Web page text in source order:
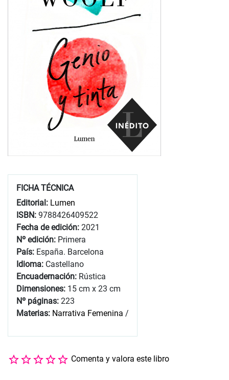
FICHA TÉCNICA
Editorial: Lumen
ISBN: 9788426409522
Fecha de edición: 2021
Nº edición: Primera
País: España. Barcelona
Idioma: Castellano
Encuadernación: Rústica
Dimensiones: 15 cm x 23 cm
Nº páginas: 223
Materias: Narrativa Femenina /
Comenta y valora este libro